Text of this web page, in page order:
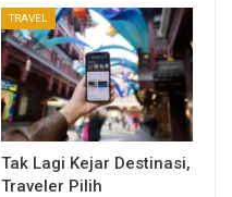
TRAVEL
Tak Lagi Kejar Destinasi,
Traveler Pilih